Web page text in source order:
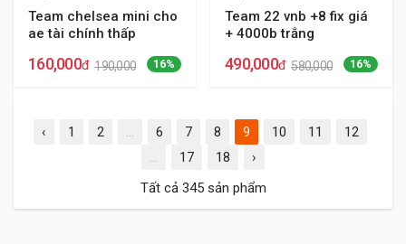
Team chelsea mini cho
ae tài chính thấp
160,000đ 190,000 16%
Team 22 vnb +8 fix giá
+ 4000b trắng
490,000đ 580,000 16%
‹ 1 2 ... 6 7 8 9 10 11
12
...
17 18
›
Tất cả 345 sản phẩm